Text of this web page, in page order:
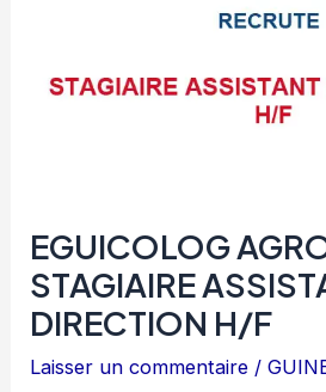
EGUICOLOG
STAGIAIRE
DIRECTION H/F
Laisser un commentaire /